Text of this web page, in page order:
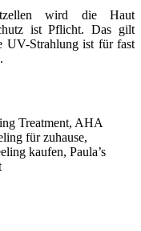
wird die Haut
ist Pflicht. Das gilt
UV-Strahlung ist für fast